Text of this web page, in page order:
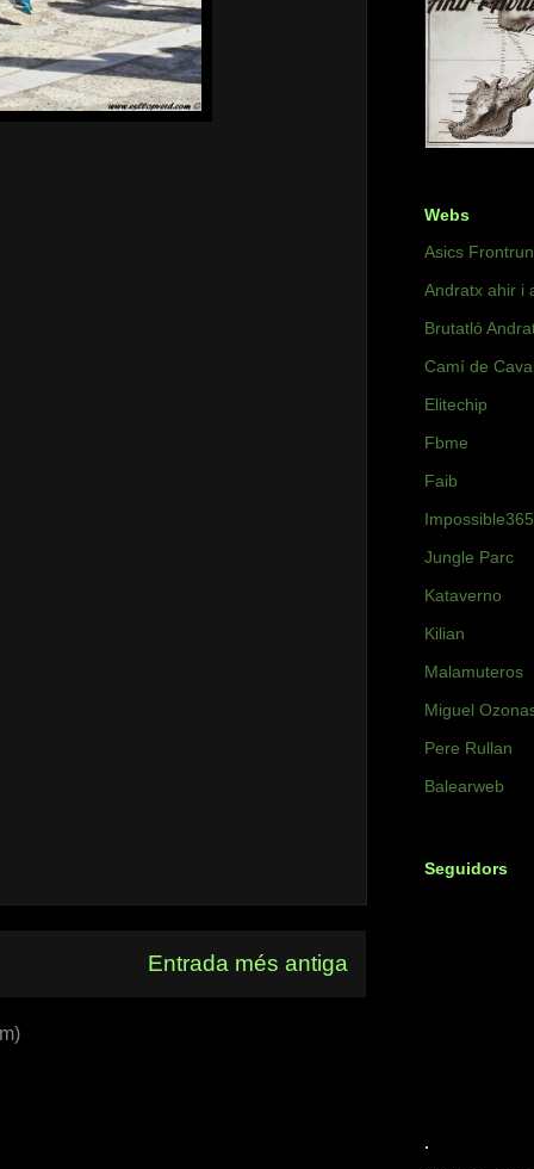
Entrada més antiga
Webs
Asics
Andratx ahir i
Brutatló
Camí de
Elitechip
Fbme
Faib
Impossible365
Jungle Parc
Kataverno
Kilian
Malamuteros
Miguel
Pere Rullan
Balearweb
Seguidors
.